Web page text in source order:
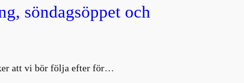
söndagsöppet och
att vi bör följa efter för…